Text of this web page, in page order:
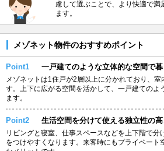
慮して選ぶことで、より快適で満
ます。
メゾネット物件のおすすめポイント
Point1 一戸建てのような立体的な空間で
メゾネットは1住戸が2層以上に分かれており、
す。上下に広がる空間を活かして、一戸建てのよ
ます。
Point2 生活空間を分けて使える独立性の高
リビングと寝室、仕事スペースなどを上下階で分
をつけやすくなります。来客時にもプライベート